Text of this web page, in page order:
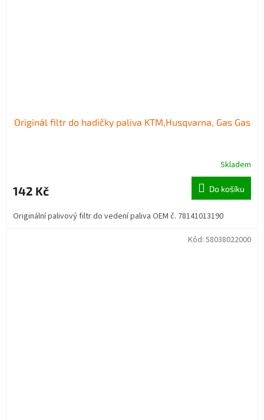
Originál filtr do hadičky paliva KTM,Husqvarna, Gas Gas
Skladem
142 Kč Do košíku
Originální palivový filtr do vedení paliva OEM č. 78141013190
Kód: 58038022000